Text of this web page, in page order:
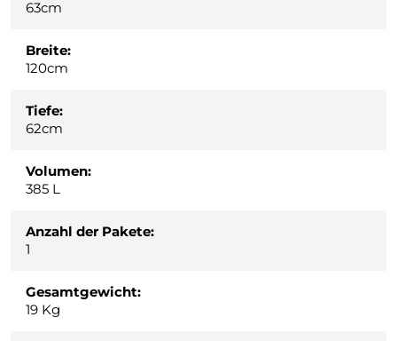
63cm
Breite:
120cm
Tiefe:
62cm
Volumen:
385 L
Anzahl der Pakete:
1
Gesamtgewicht:
19 Kg